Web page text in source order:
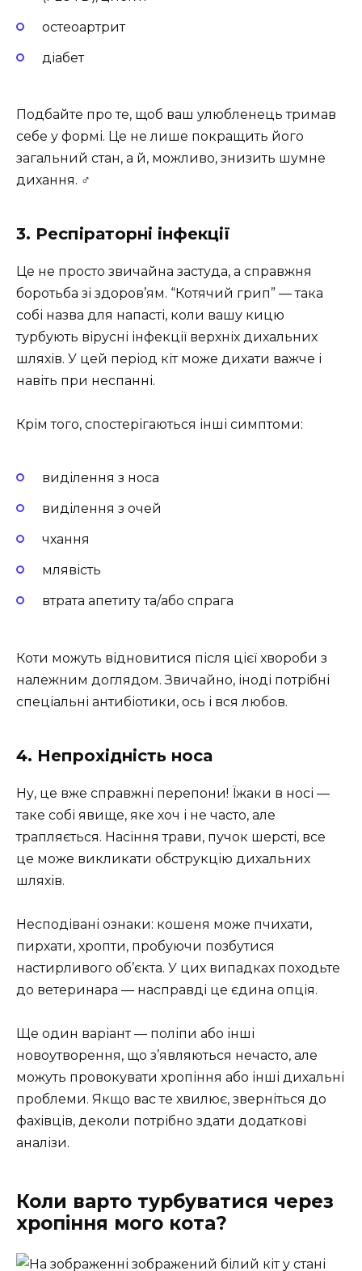
остеоартрит
діабет
Подбайте про те, щоб ваш улюбленець тримав
себе у формі. Це не лише покращить його
загальний стан, а й, можливо, знизить шумне
дихання. ‍♂️
3. Респіраторні інфекції
Це не просто звичайна застуда, а справжня
боротьба зі здоров’ям. “Котячий грип” — така
собі назва для напасті, коли вашу кицю
турбують вірусні інфекції верхніх дихальних
шляхів. У цей період кіт може дихати важче і
навіть при неспанні.
Крім того, спостерігаються інші симптоми:
виділення з носа
виділення з очей
чхання
млявість
втрата апетиту та/або спрага
Коти можуть відновитися після цієї хвороби з
належним доглядом. Звичайно, іноді потрібні
спеціальні антибіотики, ось і вся любов.
4. Непрохідність носа
Ну, це вже справжні перепони! Їжаки в носі —
таке собі явище, яке хоч і не часто, але
трапляється. Насіння трави, пучок шерсті, все
це може викликати обструкцію дихальних
шляхів.
Несподівані ознаки: кошеня може пчихати,
пирхати, хропти, пробуючи позбутися
настирливого об’єкта. У цих випадках походьте
до ветеринара — насправді це єдина опція.
Ще один варіант — поліпи або інші
новоутворення, що з’являються нечасто, але
можуть провокувати хропіння або інші дихальні
проблеми. Якщо вас те хвилює, зверніться до
фахівців, деколи потрібно здати додаткові
аналізи.
Коли варто турбуватися через
хропіння мого кота?